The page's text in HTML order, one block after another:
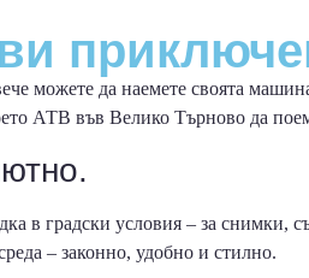
можете да наемете своята
АТВ във Велико Търново да
в градски условия – за
– законно, удобно и стилно.